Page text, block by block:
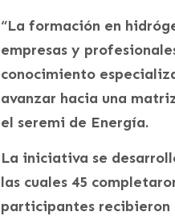
“La formación en
empresas y
conocimiento
avanzar hacia una
el seremi de Energía.
La iniciativa se
las cuales 45
participantes recibieron